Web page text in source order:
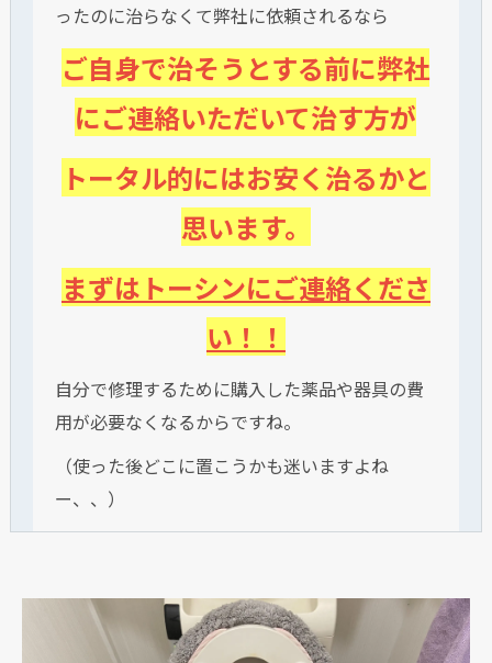
ったのに治らなくて弊社に依頼されるなら
ご自身で治そうとする前に弊社
にご連絡いただいて治す方が
トータル的にはお安く治るかと
思います。
まずはトーシンにご連絡くださ
い！！
自分で修理するために購入した薬品や器具の費
用が必要なくなるからですね。
（使った後どこに置こうかも迷いますよね
ー、、）